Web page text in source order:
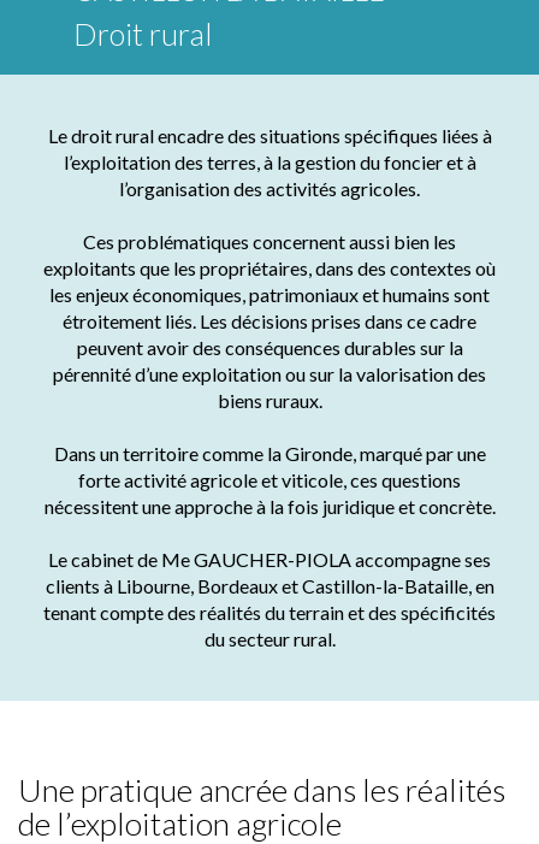
Droit rural
Le droit rural encadre des situations spécifiques liées à
l’exploitation des terres, à la gestion du foncier et à
l’organisation des activités agricoles.
Ces problématiques concernent aussi bien les
exploitants que les propriétaires, dans des contextes où
les enjeux économiques, patrimoniaux et humains sont
étroitement liés. Les décisions prises dans ce cadre
peuvent avoir des conséquences durables sur la
pérennité d’une exploitation ou sur la valorisation des
biens ruraux.
Dans un territoire comme la Gironde, marqué par une
forte activité agricole et viticole, ces questions
nécessitent une approche à la fois juridique et concrète.
Le cabinet de Me GAUCHER-PIOLA accompagne ses
clients à Libourne, Bordeaux et Castillon-la-Bataille, en
tenant compte des réalités du terrain et des spécificités
du secteur rural.
Une pratique ancrée dans les réalités
de l’exploitation agricole